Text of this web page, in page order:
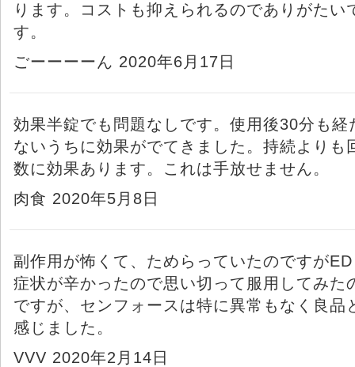
ります。コストも抑えられるのでありがたい
す。
ごーーーーん 2020年6月17日
効果半錠でも問題なしです。使用後30分も経
ないうちに効果がでてきました。持続よりも
数に効果あります。これは手放せません。
肉食 2020年5月8日
副作用が怖くて、ためらっていたのですがED
症状が辛かったので思い切って服用してみた
ですが、センフォースは特に異常もなく良品
感じました。
VVV 2020年2月14日